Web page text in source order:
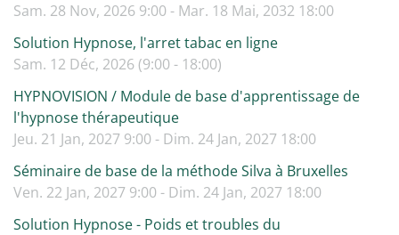
Sam. 28 Nov, 2026 9:00 - Mar. 18 Mai, 2032 18:00
Solution Hypnose, l'arret tabac en ligne
Sam. 12 Déc, 2026 (9:00 - 18:00)
HYPNOVISION / Module de base d'apprentissage de
l'hypnose thérapeutique
Jeu. 21 Jan, 2027 9:00 - Dim. 24 Jan, 2027 18:00
Séminaire de base de la méthode Silva à Bruxelles
Ven. 22 Jan, 2027 9:00 - Dim. 24 Jan, 2027 18:00
Solution Hypnose - Poids et troubles du